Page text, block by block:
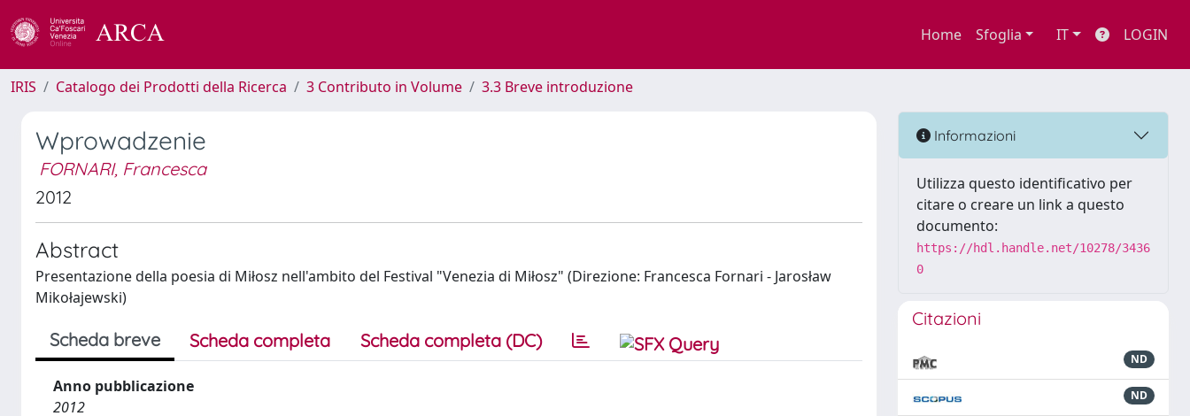
Home Sfoglia IT LOGIN
IRIS Catalogo dei Prodotti della Ricerca 3 Contributo in Volume 3.3 Breve introduzione
Wprowadzenie
FORNARI, Francesca
2012
Abstract
Presentazione della poesia di Miłosz nell'ambito del Festival "Venezia di Miłosz" (Direzione: Francesca Fornari - Jarosław
Mikołajewski)
Scheda breve Scheda completa Scheda completa (DC)
Anno pubblicazione
2012
Informazioni
Utilizza questo identificativo per
citare o creare un link a questo
documento:
https://hdl.handle.net/10278/3436
0
Citazioni
ND
ND